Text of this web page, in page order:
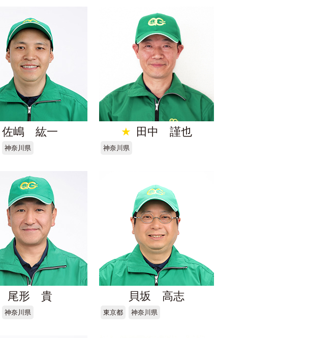
佐嶋 紘一
神奈川県
★ 田中 謹也
神奈川県
尾形 貴
神奈川県
貝坂 高志
東京都 神奈川県